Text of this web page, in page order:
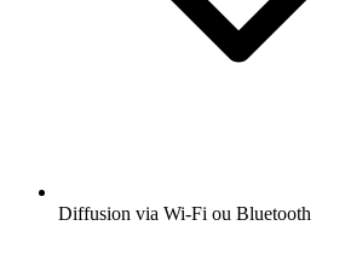
Diffusion via Wi-Fi ou Bluetooth